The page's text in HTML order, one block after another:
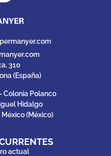
310
(España)
Colonia Polanco
Hidalgo
(México)
actual